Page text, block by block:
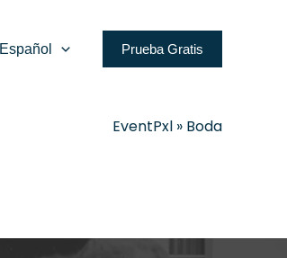
Español Prueba Gratis
EventPxl » Boda